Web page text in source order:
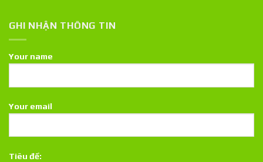
GHI NHẬN THÔNG TIN
Your name
Your email
Tiêu đề: